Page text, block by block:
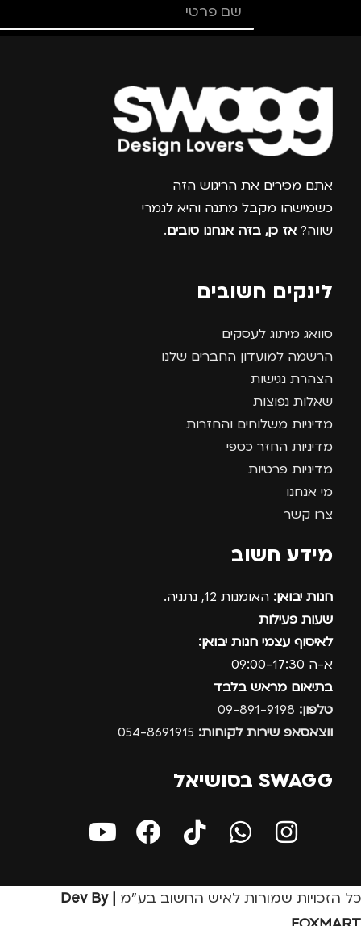
צרפו אותי למועדון
אתם מכירים את הריגוש הזה
כשמישהו מקבל מתנה והיא לגמרי
שווה? אז כן, בזה אנחנו טובים.
לינקים חשובים
סוואג מיתוג לעסקים
הרשמה למועדון החברים שלנו
הצהרת נגישות
שאלות נפוצות
מדיניות משלוחים והחזרות
מדיניות החזר כספי
מדיניות פרטיות
מי אנחנו
צרו קשר
מידע חשוב
חנות יבואן: האומנות 12, נתניה.
שעות פעילות
לאיסוף עצמי חנות יבואן:
א-ה 09:00-17:30
בתיאום מראש בלבד
טלפון:
ווצאסאפ שירות לקוחות:
SWAGG בסושיאל
כל הזכויות שמורות לאיש החשוב בע״מ
| Dev By